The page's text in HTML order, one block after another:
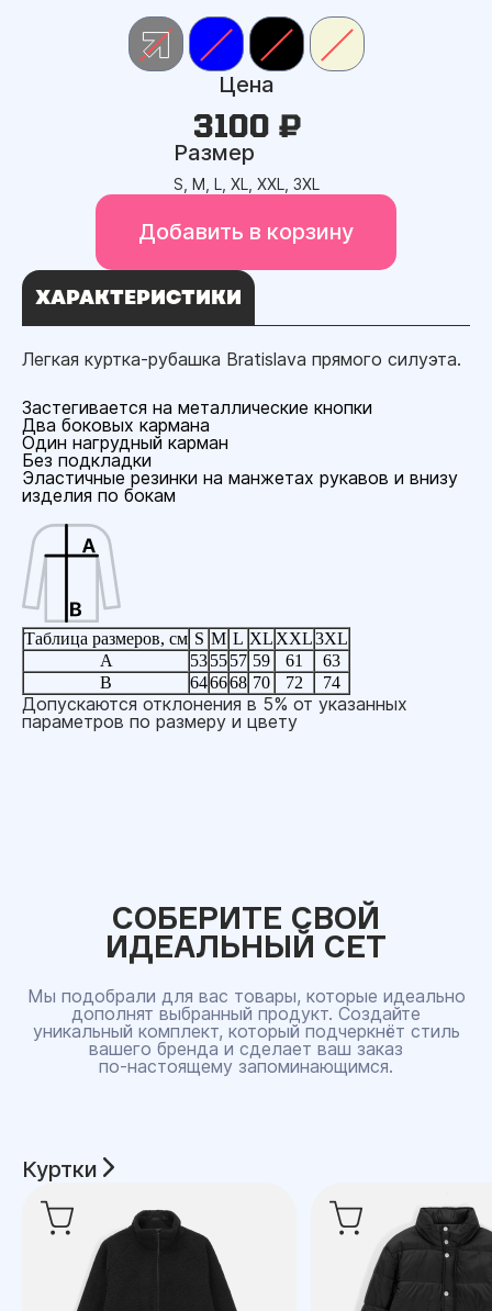
Цена
3100 ₽
Размер
S, M, L, XL, XXL, 3XL
Добавить в корзину
ХАРАКТЕРИСТИКИ
Легкая куртка-рубашка Bratislava прямого силуэта.
Застегивается на металлические кнопки
Два боковых кармана
Один нагрудный карман
Без подкладки
Эластичные резинки на манжетах рукавов и внизу
изделия по бокам
Таблица размеров, см S M L XL XXL3XL
A
535557 59 61
63
B
646668 70 72 74
Допускаются отклонения в 5% от указанных
параметров по размеру и цвету
СОБЕРИТЕ СВОЙ
ИДЕАЛЬНЫЙ СЕТ
Мы подобрали для вас товары, которые идеально
дополнят выбранный продукт. Создайте
уникальный комплект, который подчеркнёт стиль
вашего бренда и сделает ваш заказ
по‑настоящему запоминающимся.
Куртки